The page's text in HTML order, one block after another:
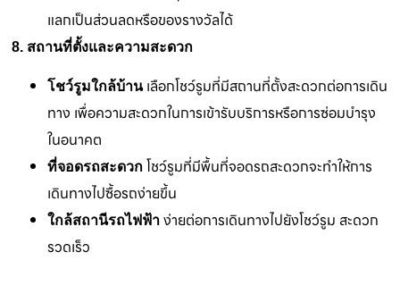
แลกเป็นส่วนลดหรือของรางวัลได้
8. สถานที่ตั้งและความสะดวก
โชว์รูมใกล้บ้านเลือกโชว์รูมที่มีสถานที่ตั้งสะดวกต่อการเดิน
ทาง เพื่อความสะดวกในการเข้ารับบริการหรือการซ่อมบำรุง
ในอนาคต
ที่จอดรถสะดวก โชว์รูมที่มีพื้นที่จอดรถสะดวกจะทำให้การ
เดินทางไปซื้อรถง่ายขึ้น
ใกล้สถานีรถไฟฟ้าง่ายต่อการเดินทางไปยังโชว์รูม สะดวก
รวดเร็ว